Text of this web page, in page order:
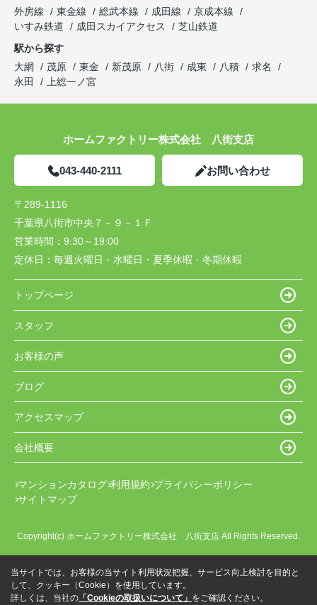
外房線
東金線 総武本線 成田線
京成本線
いすみ鉄道
成田スカイアクセス
芝山鉄道
駅から探す
大網
茂原 東金 新茂原 八街 成東 八積
求名
永田
上総一ノ宮
ホームファクトリー株式会社 八街支店
043-440-2111 お問い合わせ
〒289-1116
千葉県八街市中央７－９－１Ｆ
営業時間： 9:30～19:00
定休日： 毎週火曜日・水曜日・夏季休暇・冬期休暇
トップページ
スタッフ
お客様の声
ブログ
アクセスマップ
会社概要
マンションカタログ 利用規約 プライバシーポリシー
サイトマップ
Copyright(c) ホームファクトリー株式会社 八街支店 All Rights Reserved.
当サイトでは、お客様の当サイト利用状況把握、サービス向上検討を目的と
して、クッキー（Cookie）を使用しています。
詳しくは、当社の 「Cookieの取扱いについて」 をご確認ください。